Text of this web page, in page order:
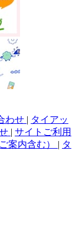
わせ | タイアッ
| サイトご利用
案内含む） | タ